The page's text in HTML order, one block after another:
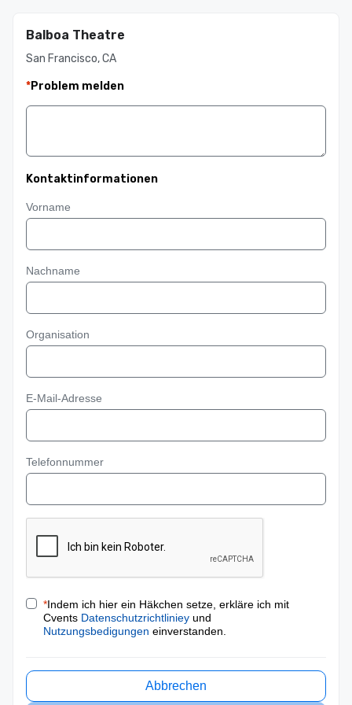
Balboa Theatre
San Francisco, CA
*Problem melden
Kontaktinformationen
Vorname
Nachname
Organisation
E-Mail-Adresse
Telefonnummer
*Indem ich hier ein Häkchen setze, erkläre ich mit
Cvents Datenschutzrichtliniey und
Nutzungsbedigungen einverstanden.
Abbrechen